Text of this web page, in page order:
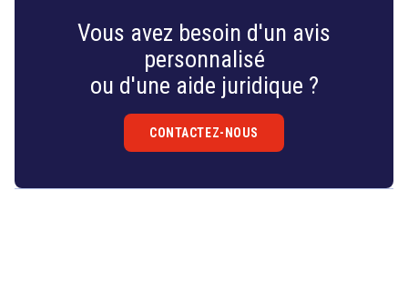
Vous avez besoin d'un avis
personnalisé
ou d'une aide juridique ?
CONTACTEZ-NOUS